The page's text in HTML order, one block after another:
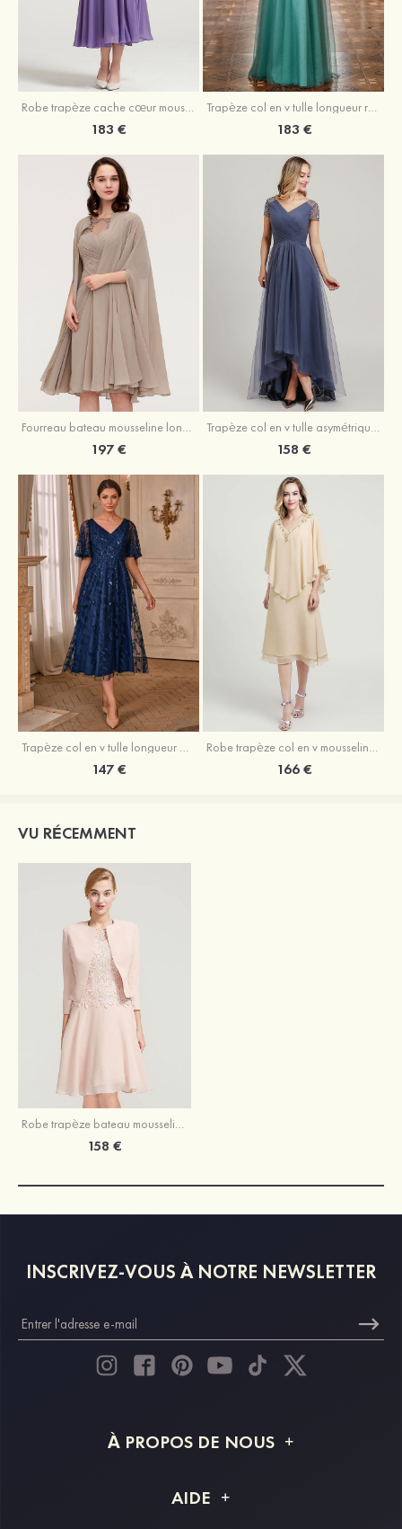
Robe trapèze cache cœur mousseline longueur mollet robe de mère de la mariée avec plissé veste
183 €
Trapèze col en v tulle longueur ras du sol robe de mère de la mariée avec perles paillettes
183 €
Fourreau bateau mousseline longueur genou robe de mère de la mariée avec appliqué plissé veste
197 €
Trapèze col en v tulle asymétrique robe de mère de la mariée
158 €
Trapèze col en v tulle longueur mollet robe de mère de la mariée avec appliqué paillettes ceinture
147 €
Robe trapèze col en v mousseline longueur mollet robe de mère de la mariée avec perle
166 €
VU RÉCEMMENT
Robe trapèze bateau mousseline longueur genou robe de mère de la mariée avec dentelle veste
158 €
INSCRIVEZ-VOUS À NOTRE NEWSLETTER
À PROPOS DE NOUS
Livraison
AIDE